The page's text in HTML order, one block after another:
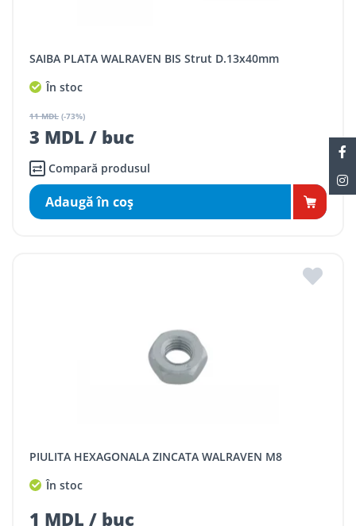
SAIBA PLATA WALRAVEN BIS Strut D.13x40mm
În stoc
11 MDL (-73%)
3 MDL / buc
Compară produsul
Adaugă în coş
PIULITA HEXAGONALA ZINCATA WALRAVEN M8
În stoc
1 MDL / buc